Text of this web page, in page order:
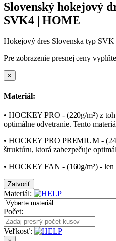
Slovenský hokejový
SVK4 | HOME
Hokejový dres Slovenska typ
Pre zobrazenie presnej ceny
×
Materiál:
• HOCKEY PRO - (220g/m²) z
optimálne odvetranie. Tento
• HOCKEY PRO PREMIUM -
štruktúru, ktorá zabezpečuje
• HOCKEY FAN - (160g/m²) - len
Zatvoriť
Materiál:
Počet:
Veľkosť: